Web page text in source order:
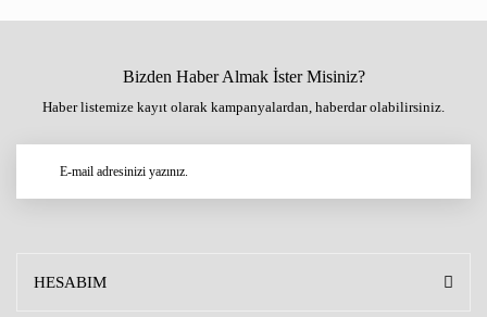
Bizden Haber Almak İster Misiniz?
Haber listemize kayıt olarak kampanyalardan, haberdar olabilirsiniz.
HESABIM